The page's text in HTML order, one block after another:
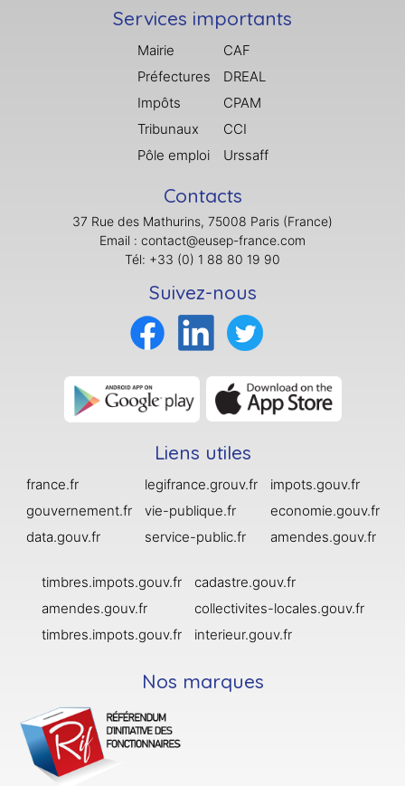
Services importants
Mairie
Préfectures
Impôts
Tribunaux
Pôle emploi
CAF
DREAL
CPAM
CCI
Urssaff
Contacts
37 Rue des Mathurins, 75008 Paris (France)
Email : contact@eusep-france.com
Tél: +33 (0) 1 88 80 19 90
Suivez-nous
Liens utiles
france.fr
gouvernement.fr
data.gouv.fr
legifrance.grouv.fr
vie-publique.fr
service-public.fr
impots.gouv.fr
economie.gouv.fr
amendes.gouv.fr
timbres.impots.gouv.fr
amendes.gouv.fr
timbres.impots.gouv.fr
cadastre.gouv.fr
collectivites-locales.gouv.fr
interieur.gouv.fr
Nos marques